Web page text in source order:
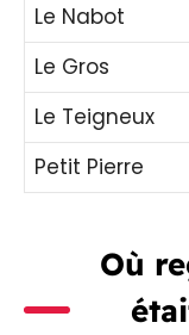
Le Nabot
Le Gros
Le Teigneux
Petit Pierre
Où